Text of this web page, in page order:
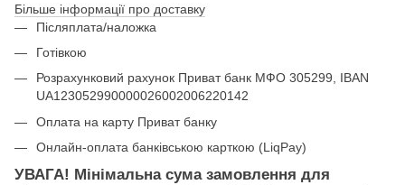
Більше інформації про доставку
Післяплата/наложка
Готівкою
Розрахунковий рахунок Приват банк МФО 305299, IBAN
UA123052990000026002006220142
Оплата на карту Приват банку
Онлайн-оплата банківською карткою (LiqPay)
УВАГА! Мінімальна сума замовлення для